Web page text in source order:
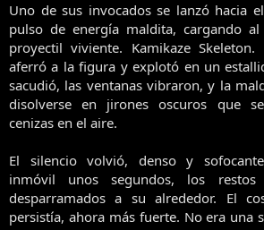
Uno de sus invocados se lanzó hacia
pulso de energía maldita, cargando
proyectil viviente. Kamikaze
aferró a la figura y explotó en un
sacudió, las ventanas vibraron, y la
disolverse en jirones oscuros que
cenizas en el aire.
El silencio volvió, denso y
inmóvil unos segundos, los
desparramados a su alrededor. El
persistía, ahora más fuerte. No era una